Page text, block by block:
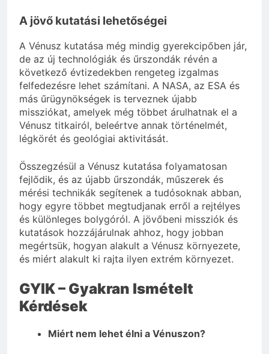
A jövő kutatási lehetőségei
A Vénusz kutatása még mindig gyerekcipőben jár,
de az új technológiák és űrszondák révén a
következő évtizedekben rengeteg izgalmas
felfedezésre lehet számítani. A NASA, az ESA és
más űrügynökségek is terveznek újabb
missziókat, amelyek még többet árulhatnak el a
Vénusz titkairól, beleértve annak történelmét,
légkörét és geológiai aktivitását.
Összegzésül a Vénusz kutatása folyamatosan
fejlődik, és az újabb űrszondák, műszerek és
mérési technikák segítenek a tudósoknak abban,
hogy egyre többet megtudjanak erről a rejtélyes
és különleges bolygóról. A jövőbeni missziók és
kutatások hozzájárulnak ahhoz, hogy jobban
megértsük, hogyan alakult a Vénusz környezete,
és miért alakult ki rajta ilyen extrém környezet.
GYIK – Gyakran Ismételt
Kérdések
Miért nem lehet élni a Vénuszon?